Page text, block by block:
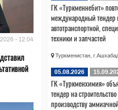
- 12:04
ГК «Туркменнебит»
международный тендер
автотранспортной,
техники и запчастей
Туркменистан,
05.08.2026
ГК «Туркменхимия»
тендер на
производству